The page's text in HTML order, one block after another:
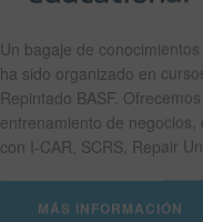
Un bagaje de
ha sido organizado en
Repintado BASF.
entrenamiento de
con I-CAR, SCRS, Repair
MÁS INFORMACIÓN